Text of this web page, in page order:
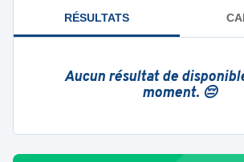
RÉSULTATS
Aucun résultat de
moment. 😔